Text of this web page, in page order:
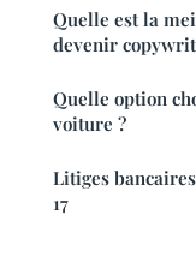
Quelle est la
devenir
Quelle option
voiture ?
Litiges
17